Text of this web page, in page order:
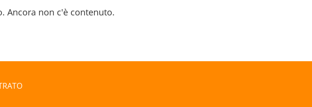
Ancora non c'è contenuto.